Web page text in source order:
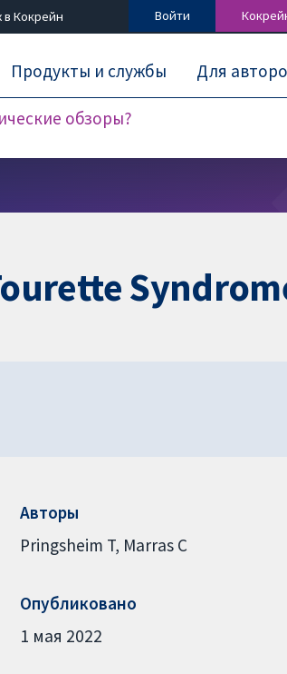
в Кокрейн Войти
обзоры?
Продукты и службы Для
Авторы
Pringsheim T Marras C
Опубликовано
1 мая 2022